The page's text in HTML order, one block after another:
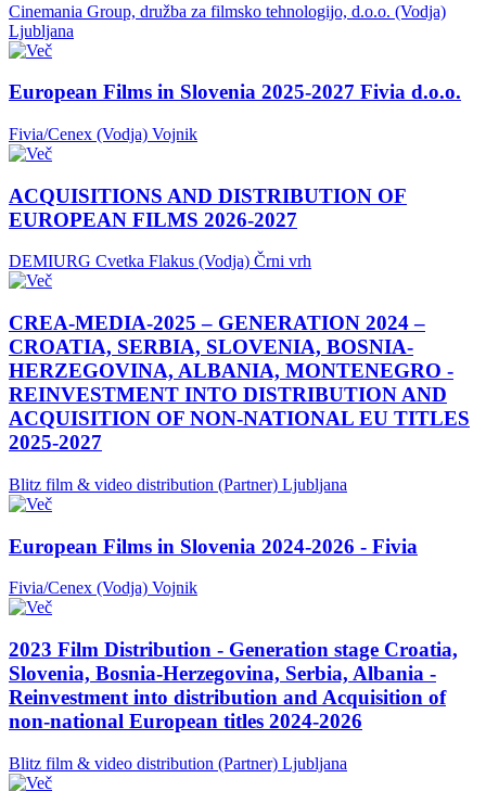
Cinemania Group, družba za filmsko tehnologijo, d.o.o. (Vodja)
Ljubljana
European Films in Slovenia 2025-2027 Fivia d.o.o.
Fivia/Cenex (Vodja) Vojnik
ACQUISITIONS AND DISTRIBUTION OF
EUROPEAN FILMS 2026-2027
DEMIURG Cvetka Flakus (Vodja) Črni vrh
CREA-MEDIA-2025 – GENERATION 2024 –
CROATIA, SERBIA, SLOVENIA, BOSNIA-
HERZEGOVINA, ALBANIA, MONTENEGRO -
REINVESTMENT INTO DISTRIBUTION AND
ACQUISITION OF NON-NATIONAL EU TITLES
2025-2027
Blitz film & video distribution (Partner) Ljubljana
European Films in Slovenia 2024-2026 - Fivia
Fivia/Cenex (Vodja) Vojnik
2023 Film Distribution - Generation stage Croatia,
Slovenia, Bosnia-Herzegovina, Serbia, Albania -
Reinvestment into distribution and Acquisition of
non-national European titles 2024-2026
Blitz film & video distribution (Partner) Ljubljana